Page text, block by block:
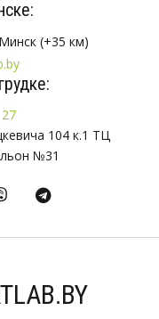
(+35 км)
104 к.1 ТЦ
№31